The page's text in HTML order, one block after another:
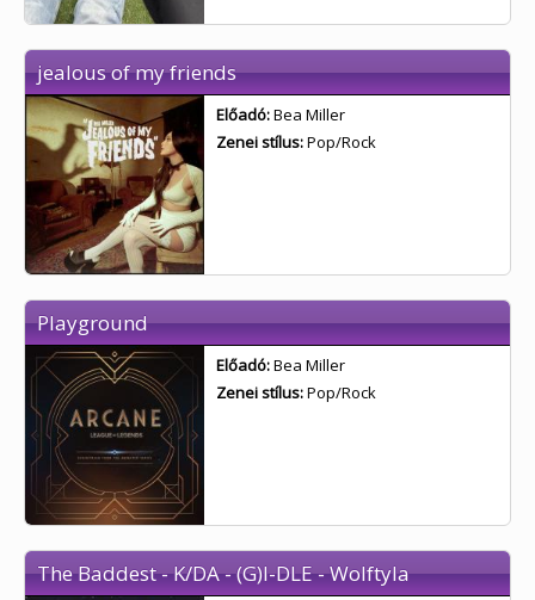
jealous of my friends
Előadó:Bea Miller
Zenei stílus:Pop/Rock
Playground
Előadó:Bea Miller
Zenei stílus:Pop/Rock
The Baddest - K/DA - (G)I-DLE - Wolftyla